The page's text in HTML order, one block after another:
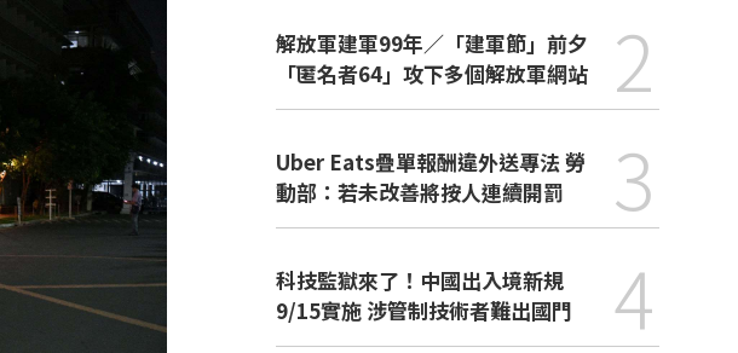
解放軍建軍99年／「建軍節」前夕
「匿名者64」攻下多個解放軍網站
2
Uber Eats疊單報酬違外送專法 勞
動部：若未改善將按人連續開罰
3
科技監獄來了！中國出入境新規
9/15實施 涉管制技術者難出國門
4